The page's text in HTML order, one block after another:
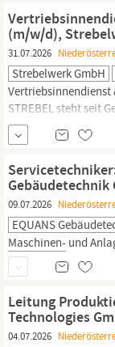
(m/w/d),
31.07.2026
Strebelwerk GmbH
Vertriebsinnendienst
STREBEL steht seit
praxisgerechte
Wachstumsstrategie
suchen wir eine...
Gebäudetechnik
09.07.2026
EQUANS
Maschinen- und
Leitung
Technologies
04.07.2026